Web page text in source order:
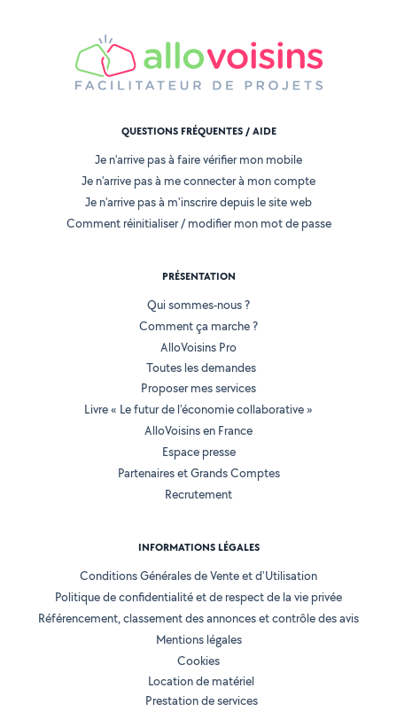
QUESTIONS FRÉQUENTES / AIDE
Je n'arrive pas à faire vérifier mon mobile
Je n'arrive pas à me connecter à mon compte
Je n'arrive pas à m'inscrire depuis le site web
Comment réinitialiser / modifier mon mot de passe
PRÉSENTATION
Qui sommes-nous ?
Comment ça marche ?
AlloVoisins Pro
Toutes les demandes
Proposer mes services
Livre « Le futur de l'économie collaborative »
AlloVoisins en France
Espace presse
Partenaires et Grands Comptes
Recrutement
INFORMATIONS LÉGALES
Conditions Générales de Vente et d'Utilisation
Politique de confidentialité et de respect de la vie privée
Référencement, classement des annonces et contrôle des avis
Mentions légales
Cookies
Location de matériel
Prestation de services